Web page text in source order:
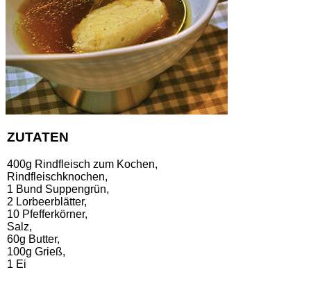
ZUTATEN
400g Rindfleisch zum Kochen,
Rindfleischknochen,
1 Bund Suppengrün,
2 Lorbeerblätter,
10 Pfefferkörner,
Salz,
60g Butter,
100g Grieß,
1 Ei